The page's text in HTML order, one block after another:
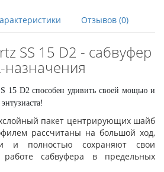
Отзывов (0)
SS 15 D2 - сабвуфер
назначения
15 D2 способен удивить своей мощью и
пакет центрирующих шайб
рассчитаны на большой ход,
и полностью сохраняют свои
сабвуфера в предельных